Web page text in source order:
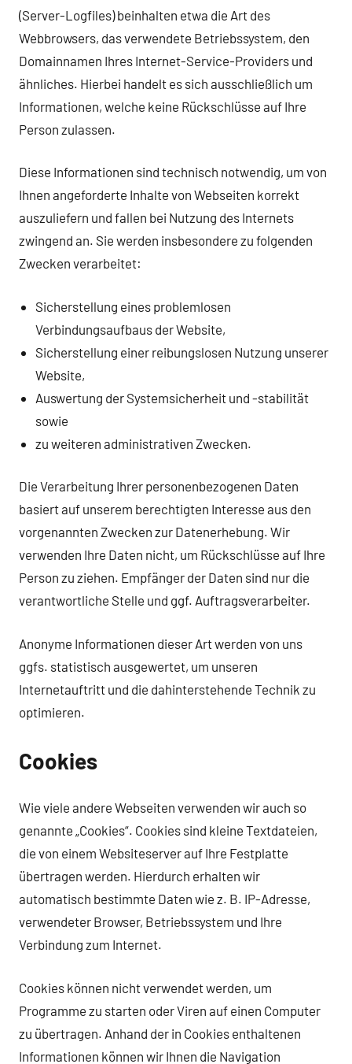
(Server-Logfiles) beinhalten etwa die Art des
Webbrowsers, das verwendete Betriebssystem, den
Domainnamen Ihres Internet-Service-Providers und
ähnliches. Hierbei handelt es sich ausschließlich um
Informationen, welche keine Rückschlüsse auf Ihre
Person zulassen.
Diese Informationen sind technisch notwendig, um von
Ihnen angeforderte Inhalte von Webseiten korrekt
auszuliefern und fallen bei Nutzung des Internets
zwingend an. Sie werden insbesondere zu folgenden
Zwecken verarbeitet:
Sicherstellung eines problemlosen
Verbindungsaufbaus der Website,
Sicherstellung einer reibungslosen Nutzung unserer
Website,
Auswertung der Systemsicherheit und -stabilität
sowie
zu weiteren administrativen Zwecken.
Die Verarbeitung Ihrer personenbezogenen Daten
basiert auf unserem berechtigten Interesse aus den
vorgenannten Zwecken zur Datenerhebung. Wir
verwenden Ihre Daten nicht, um Rückschlüsse auf Ihre
Person zu ziehen. Empfänger der Daten sind nur die
verantwortliche Stelle und ggf. Auftragsverarbeiter.
Anonyme Informationen dieser Art werden von uns
ggfs. statistisch ausgewertet, um unseren
Internetauftritt und die dahinterstehende Technik zu
optimieren.
Cookies
Wie viele andere Webseiten verwenden wir auch so
genannte „Cookies“. Cookies sind kleine Textdateien,
die von einem Websiteserver auf Ihre Festplatte
übertragen werden. Hierdurch erhalten wir
automatisch bestimmte Daten wie z. B. IP-Adresse,
verwendeter Browser, Betriebssystem und Ihre
Verbindung zum Internet.
Cookies können nicht verwendet werden, um
Programme zu starten oder Viren auf einen Computer
zu übertragen. Anhand der in Cookies enthaltenen
Informationen können wir Ihnen die Navigation